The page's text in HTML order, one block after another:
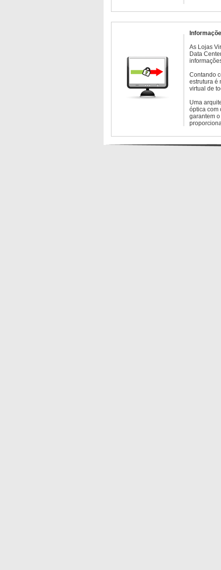
As Lojas
Data
Contando
estrutura é
virtual de
Uma
óptica com
garantem